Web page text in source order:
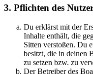
3. Pflichten des
Du erklärst mit der
Inhalte enthält, die
Sitten verstoßen. Du
besitzt, die in deinen
zu setzen bzw. zu
Der Betreiber des